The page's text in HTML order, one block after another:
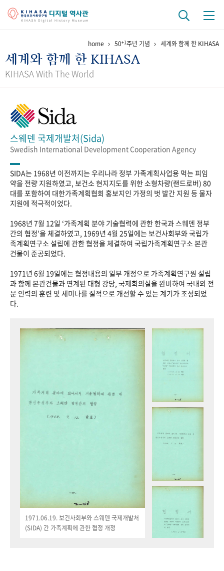
걸어온 길 기관 변천사 역대 기관장
정책과 연구 키워드로 보는 연구 역사
간행물 변천사
기록물 아카이브
사진 아카이브 문서 기록물 행정박물 영상 기록물
성과 50선 숫자로 보는 50년 50+1주년 광장
세계와 함께 한 KIHASA
VR 역사관
home 50+1주년 기념 세계와 함께 한 KIHASA
세계와 함께 한 KIHASA
KIHASA With The World
스웨덴 국제개발처(Sida)
Swedish International Development Cooperation Agency
SIDA는 1968년 이전까지는 우리나라 정부 가족계획사업용 먹는 피임
약을 전량 지원하였고, 보건소 현지지도를 위한 소형차량(랜드로버) 80
대를 포함하여 대한가족계획협회 홍보지인 가정의 벗 발간 지원 등 물자
지원에 적극적이었다.
1968년 7월 12일 ‘가족계획 분야 기술협력에 관한 한국과 스웨덴 정부
간의 협정’을 체결하였고, 1969년 4월 25일에는 보건사회부와 국립가
족계획연구소 설립에 관한 협정을 체결하여 국립가족계획연구소 본관
건물이 준공되었다.
1971년 6월 19일에는 협정내용의 일부 개정으로 가족계획연구원 설립
과 함께 본관건물과 연계된 대형 강당, 국제회의실을 완비하여 국내외 전
문 인력의 훈련 및 세미나를 질적으로 개선할 수 있는 계기가 조성되었
다.
1971.06.19. 보건사회부와 스웨덴 국제개발처
(SIDA) 간 가족계획에 관한 협정 개정